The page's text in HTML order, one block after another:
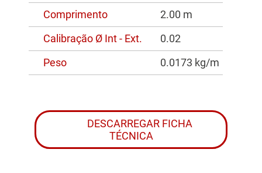
Comprimento
2.00 m
Calibração Ø Int - Ext.
0.02
Peso
0.0173 kg/m
DESCARREGAR FICHA
TÉCNICA